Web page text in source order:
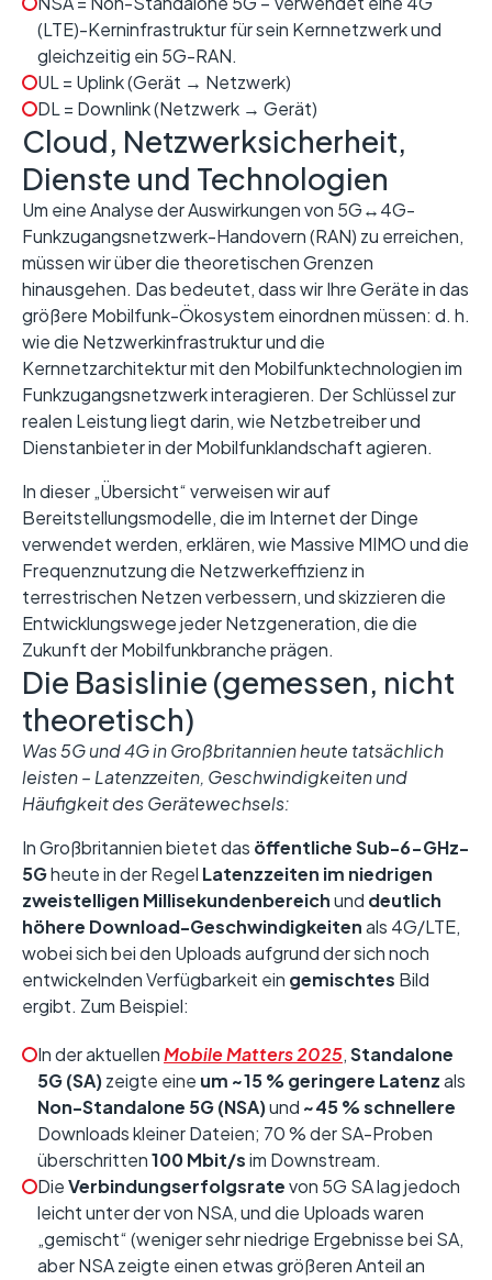
(LTE)-Kerninfrastruktur für sein Kernnetzwerk und
gleichzeitig ein 5G-RAN.
UL = Uplink (Gerät → Netzwerk)
DL = Downlink (Netzwerk → Gerät)
Cloud, Netzwerksicherheit,
Dienste und Technologien
Um eine Analyse der Auswirkungen von 5G↔4G-
Funkzugangsnetzwerk-Handovern (RAN) zu erreichen,
müssen wir über die theoretischen Grenzen
hinausgehen. Das bedeutet, dass wir Ihre Geräte in das
größere Mobilfunk-Ökosystem einordnen müssen: d. h.
wie die Netzwerkinfrastruktur und die
Kernnetzarchitektur mit den Mobilfunktechnologien im
Funkzugangsnetzwerk interagieren. Der Schlüssel zur
realen Leistung liegt darin, wie Netzbetreiber und
Dienstanbieter in der Mobilfunklandschaft agieren.
In dieser „Übersicht“ verweisen wir auf
Bereitstellungsmodelle, die im Internet der Dinge
verwendet werden, erklären, wie Massive MIMO und die
Frequenznutzung die Netzwerkeffizienz in
terrestrischen Netzen verbessern, und skizzieren die
Entwicklungswege jeder Netzgeneration, die die
Zukunft der Mobilfunkbranche prägen.
Die Basislinie (gemessen, nicht
theoretisch)
Was 5G und 4G in Großbritannien heute tatsächlich
leisten – Latenzzeiten, Geschwindigkeiten und
Häufigkeit des Gerätewechsels:
In Großbritannien bietet das öffentliche Sub-6-GHz-
5Gheute in der Regel Latenzzeiten im niedrigen
zweistelligen Millisekundenbereichund deutlich
höhere Download-Geschwindigkeitenals 4G/LTE,
wobei sich bei den Uploads aufgrund der sich noch
entwickelnden Verfügbarkeit ein gemischtes Bild
ergibt. Zum Beispiel:
In der aktuellenMobile Matters 2025,Standalone
5G (SA)zeigte eine um ~15 % geringere Latenzals
Non-Standalone 5G (NSA)und ~45 % schnellere
Downloads kleiner Dateien; 70 % der SA-Proben
überschritten100 Mbit/sim Downstream.
DieVerbindungserfolgsratevon 5G SA lag jedoch
leicht unter der von NSA, und die Uploads waren
„gemischt“ (weniger sehr niedrige Ergebnisse bei SA,
aber NSA zeigte einen etwas größeren Anteil an